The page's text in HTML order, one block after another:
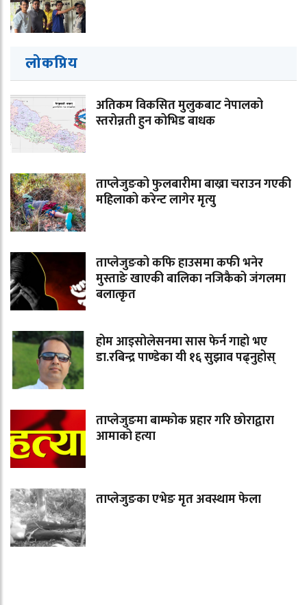
लोकप्रिय
अतिकम विकसित मुलुकबाट नेपालको
स्तरोन्नती हुन कोभिड बाधक
ताप्लेजुङको फुलबारीमा बाख्रा चराउन गएकी
महिलाको करेन्ट लागेर मृत्यु
ताप्लेजुङको कफि हाउसमा कफी भनेर
मुस्ताङे खाएकी बालिका नजिकैको जंगलमा
बलात्कृत
होम आइसोलेसनमा सास फेर्न गाह्रो भए
डा.रबिन्द्र पाण्डेका यी १६ सुझाव पढ्नुहोस्
ताप्लेजुङमा बाम्फोक प्रहार गरि छोराद्वारा
आमाको हत्या
ताप्लेजुङका एभेङ मृत अवस्थाम फेला